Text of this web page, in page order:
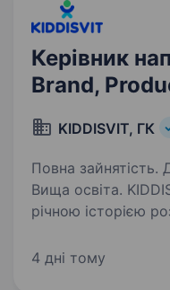
Керівник
Brand,
KIDDISVIT, ГК
Повна зайнятість.
Вища освіта. KIDDISVIT — це компанія з 28-
річною історією
й сьогодні є
4 дні тому